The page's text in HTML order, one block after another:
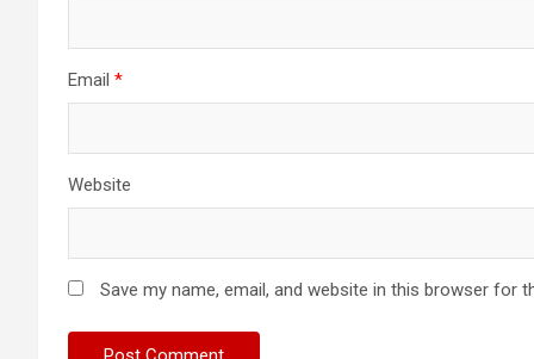
Email *
Website
Save my name, email, and website in this browser for